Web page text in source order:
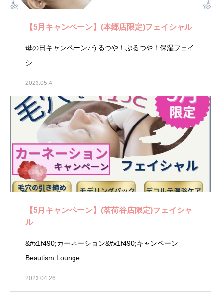
【5月キャンペーン】(本郷店限定)フェイシャル
母の日キャンペーン♪うるつや！ぷるつや！保湿フェイ
シ…
2023.05.4
【5月キャンペーン】(茗荷谷店限定)フェイシャ
ル
&#x1f490;カーネーション&#x1f490;キャンペーン
Beautism Lounge…
2023.04.26